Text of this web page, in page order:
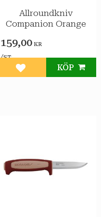
Allroundkniv
Companion Orange
159,00 KR
/ST
Lägg till i favoriter
KÖP